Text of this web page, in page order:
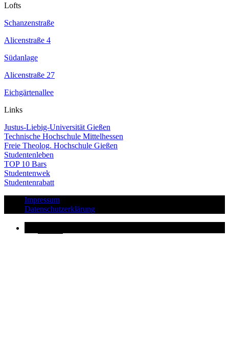
Lofts
Schanzenstraße
Alicenstraße 4
Südanlage
Alicenstraße 27
Eichgärtenallee
Links
Justus-Liebig-Universität Gießen
Technische Hochschule Mittelhessen
Freie Theolog. Hochschule Gießen
Studentenleben
TOP 10 Bars
Studentenwek
Studentenrabatt
Impressum
Datenschutzerklärung